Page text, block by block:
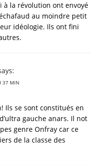
à la révolution ont envoyé
au moindre petit
idéologie. Ils ont fini
37 MIN
Ils se sont constitués en
gauche anars. Il not
genre Onfray car ce
de la classe des